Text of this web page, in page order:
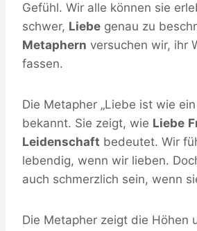
Gefühl. Wir alle können sie
schwer, Liebe genau zu
Metaphern versuchen wir, ihr
fassen.
Die Metapher „Liebe ist wie
bekannt. Sie zeigt, wie Liebe
Leidenschaft bedeutet. Wir
lebendig, wenn wir lieben.
auch schmerzlich sein, wenn
Die Metapher zeigt die Höhen